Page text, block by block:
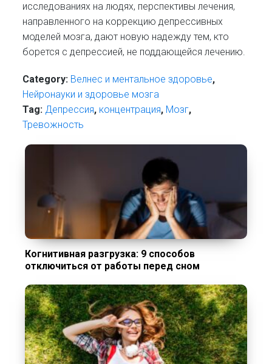
исследованиях на людях, перспективы лечения,
направленного на коррекцию депрессивных
моделей мозга, дают новую надежду тем, кто
борется с депрессией, не поддающейся лечению.
Category: Велнес и ментальное здоровье,
Нейронауки и здоровье мозга
Tag: Депрессия, концентрация, Мозг,
Тревожность
Когнитивная разгрузка: 9 способов
отключиться от работы перед сном